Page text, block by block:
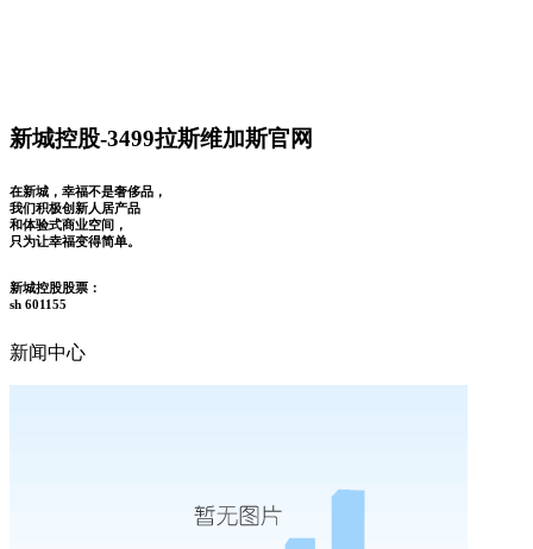
新城控股-3499拉斯维加斯官网
在新城，幸福不是奢侈品，
我们积极创新人居产品
和体验式商业空间，
只为让幸福变得简单。
新城控股股票：
sh 601155
新闻中心